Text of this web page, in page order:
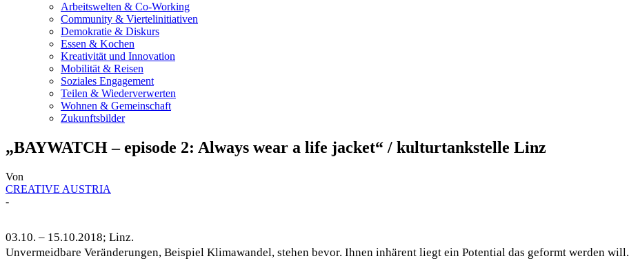
Arbeitswelten & Co-Working
Community & Viertelinitiativen
Demokratie & Diskurs
Essen & Kochen
Kreativität und Innovation
Mobilität & Reisen
Soziales Engagement
Teilen & Wiederverwerten
Wohnen & Gemeinschaft
Zukunftsbilder
„BAYWATCH – episode 2: Always wear a life jacket“ / kulturtankstelle Linz
Von
CREATIVE AUSTRIA
-
03.10. – 15.10.2018; Linz.
Unvermeidbare Veränderungen, Beispiel Klimawandel, stehen bevor. Ihnen inhärent liegt ein Potential das geformt werden will.